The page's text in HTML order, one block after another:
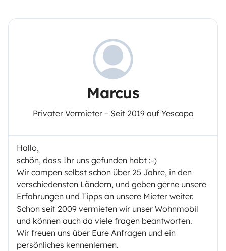
Marcus
Privater Vermieter – Seit 2019 auf Yescapa
Hallo,
schön, dass Ihr uns gefunden habt :-)
Wir campen selbst schon über 25 Jahre, in den
verschiedensten Ländern, und geben gerne unsere
Erfahrungen und Tipps an unsere Mieter weiter.
Schon seit 2009 vermieten wir unser Wohnmobil
und können auch da viele fragen beantworten.
Wir freuen uns über Eure Anfragen und ein
persönliches kennenlernen.